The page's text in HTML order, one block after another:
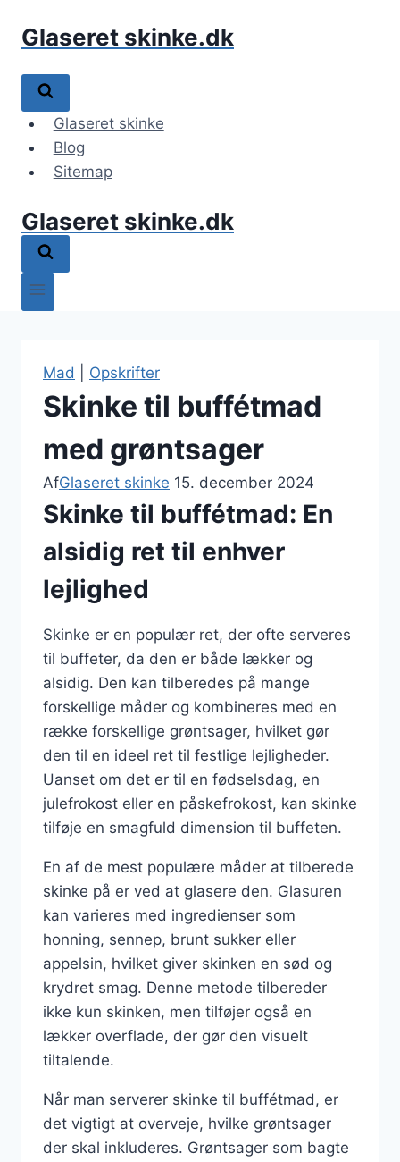
Glaseret skinke.dk
Glaseret skinke
Blog
Sitemap
Glaseret skinke.dk
Mad Opskrifter
Skinke til buffétmad
med grøntsager
AfGlaseret skinke 15. december 2024
Skinke til buffétmad: En
alsidig ret til enhver
lejlighed
Skinke er en populær ret, der ofte serveres
til buffeter, da den er både lækker og
alsidig. Den kan tilberedes på mange
forskellige måder og kombineres med en
række forskellige grøntsager, hvilket gør
den til en ideel ret til festlige lejligheder.
Uanset om det er til en fødselsdag, en
julefrokost eller en påskefrokost, kan skinke
tilføje en smagfuld dimension til buffeten.
En af de mest populære måder at tilberede
skinke på er ved at glasere den. Glasuren
kan varieres med ingredienser som
honning, sennep, brunt sukker eller
appelsin, hvilket giver skinken en sød og
krydret smag. Denne metode tilbereder
ikke kun skinken, men tilføjer også en
lækker overflade, der gør den visuelt
tiltalende.
Når man serverer skinke til buffétmad, er
det vigtigt at overveje, hvilke grøntsager
der skal inkluderes. Grøntsager som bagte